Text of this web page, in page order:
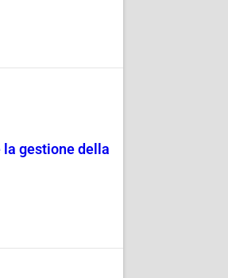
la gestione della